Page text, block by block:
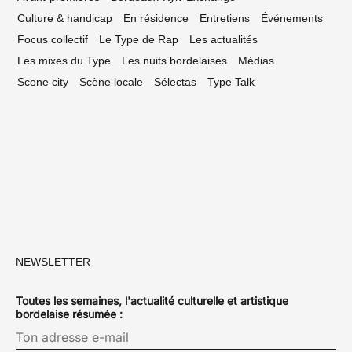
Culture & handicap
En résidence Entretiens
Événements
Focus collectif
Le Type de Rap
Les actualités
Les mixes du Type
Les nuits bordelaises
Médias
Scene city
Scène locale Sélectas Type Talk
NEWSLETTER
Toutes les semaines, l'actualité culturelle et artistique
bordelaise résumée :